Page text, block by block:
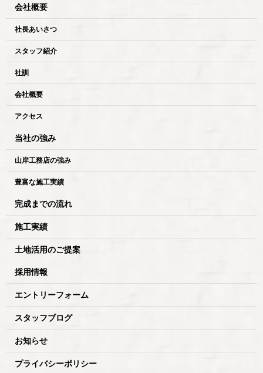
会社概要
社長あいさつ
スタッフ紹介
社訓
会社概要
アクセス
当社の強み
山岸工務店の強み
豊富な施工実績
完成までの流れ
施工実績
土地活用のご提案
採用情報
エントリーフォーム
スタッフブログ
お知らせ
プライバシーポリシー